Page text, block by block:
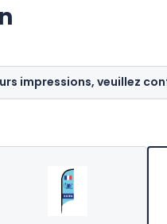
impressions, veuillez